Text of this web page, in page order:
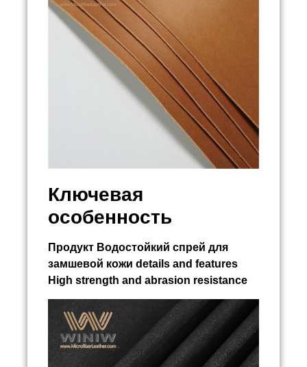
Ключевая
особенность
Продукт Водостойкий спрей для
замшевой кожи details and features
High strength and abrasion resistance